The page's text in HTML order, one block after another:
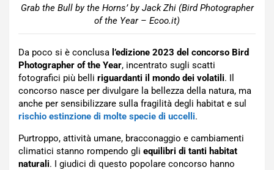
Grab the Bull by the Horns’ by Jack Zhi (Bird Photographer
of the Year – Ecoo.it)
Da poco si è conclusa l’edizione 2023 del concorso Bird
Photographer of the Year, incentrato sugli scatti
fotografici più belli riguardanti il mondo dei volatili. Il
concorso nasce per divulgare la bellezza della natura, ma
anche per sensibilizzare sulla fragilità degli habitat e sul
rischio estinzione di molte specie di uccelli.
Purtroppo, attività umane, bracconaggio e cambiamenti
climatici stanno rompendo gli equilibri di tanti habitat
naturali. I giudici di questo popolare concorso hanno